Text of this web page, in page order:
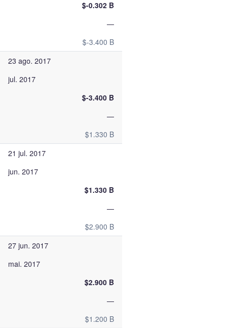
$-0.302 B
—
$-3.400 B
23 ago. 2017
jul. 2017
$-3.400 B
—
$1.330 B
21 jul. 2017
jun. 2017
$1.330 B
—
$2.900 B
27 jun. 2017
mai. 2017
$2.900 B
—
$1.200 B